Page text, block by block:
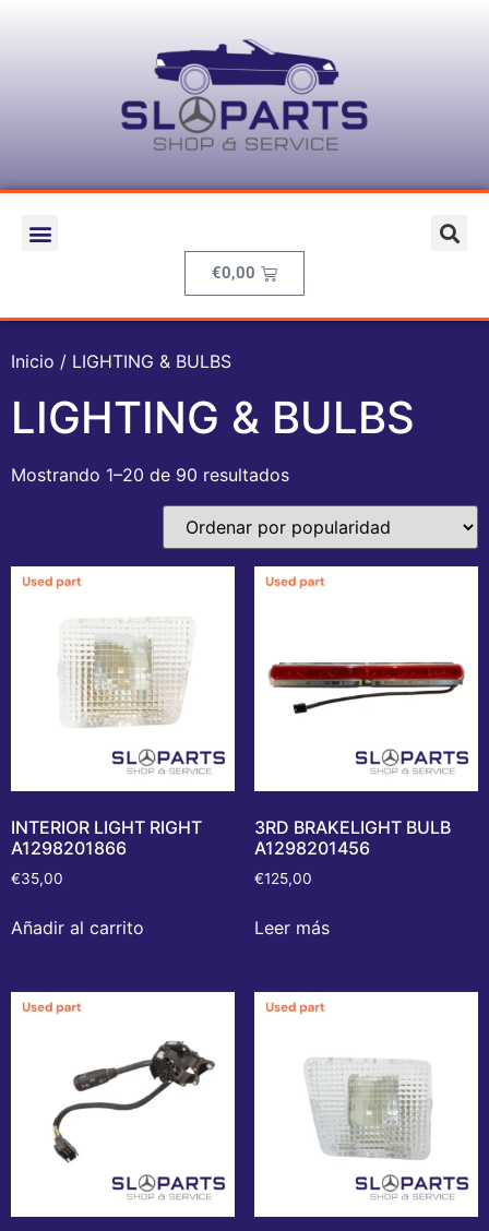
€0,00
Inicio / LIGHTING & BULBS
LIGHTING & BULBS
Mostrando 1–20 de 90 resultados
INTERIOR LIGHT RIGHT
A1298201866
€35,00
Añadir al carrito
3RD BRAKELIGHT BULB
A1298201456
€125,00
Leer más